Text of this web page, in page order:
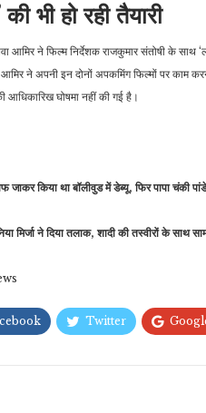
भी हो रही तैयारी
आमिर ने फिल्म निर्देशक राजकुमार संतोषी के
ने अपनी इन दोनों अपकमिंग फिल्मों पर काम
घोषमा नहीं की गई है।
किया था बॉलीवुड में डेब्यू, फिर पापा चंकी
मिर्जा ने दिया तलाक, शादी की तस्वीरों के साथ
Twitter